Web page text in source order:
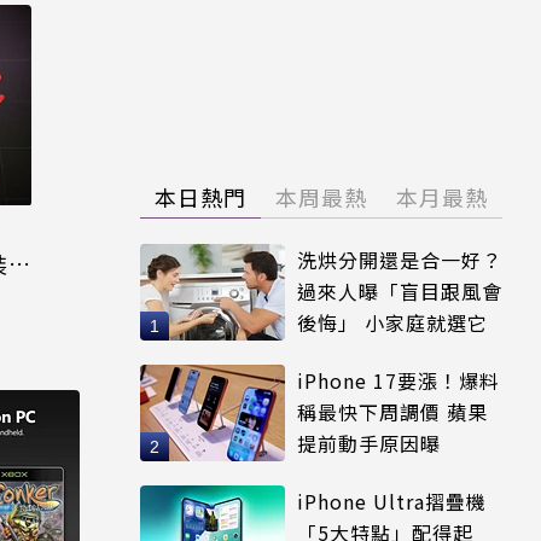
本日熱門 本周最熱 本月最熱
洗烘分開還是合一好？
過來人曝「盲目跟風會
後悔」 小家庭就選它
iPhone 17要漲！爆料
稱最快下周調價 蘋果
提前動手原因曝
iPhone Ultra摺疊機
「5大特點」配得起